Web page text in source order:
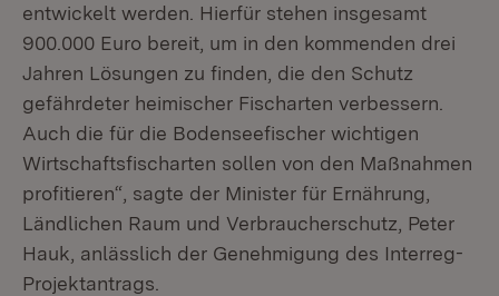
entwickelt werden. Hierfür stehen insgesamt
900.000 Euro bereit, um in den kommenden drei
Jahren Lösungen zu finden, die den Schutz
gefährdeter heimischer Fischarten verbessern.
Auch die für die Bodenseefischer wichtigen
Wirtschaftsfischarten sollen von den Maßnahmen
profitieren“, sagte der Minister für Ernährung,
Ländlichen Raum und Verbraucherschutz, Peter
Hauk, anlässlich der Genehmigung des Interreg-
Projektantrags.